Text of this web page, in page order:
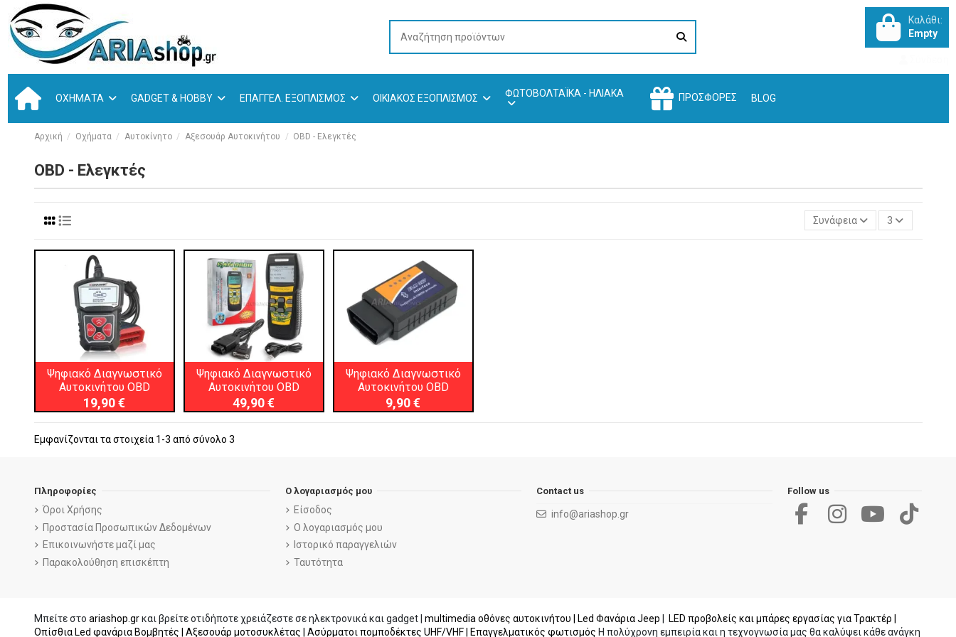
Καλάθι:
Empty
ΟΧΉΜΑΤΑ GADGET & HOBBY ΕΠΑΓΓΕΛ. ΕΞΟΠΛΙΣΜΌΣ ΟΙΚΙΑΚΌΣ ΕΞΟΠΛΙΣΜΌΣ ΦΩΤΟΒΟΛΤΑΪΚΆ - ΗΛΙΑΚΆ ΠΡΟΣΦΟΡΈΣ BLOG
Αρχική Οχήματα Αυτοκίνητο Αξεσουάρ Αυτοκινήτου OBD - Ελεγκτές
OBD - Ελεγκτές
Συνάφεια 3
Ψηφιακό Διαγνωστικό
Αυτοκινήτου OBD
19,90 €
Ψηφιακό Διαγνωστικό
Αυτοκινήτου OBD
49,90 €
Ψηφιακό Διαγνωστικό
Αυτοκινήτου OBD
9,90 €
Εμφανίζονται τα στοιχεία 1-3 από σύνολο 3
Πληροφορίες
Όροι Χρήσης
Προστασία Προσωπικών Δεδομένων
Επικοινωνήστε μαζί μας
Παρακολούθηση επισκέπτη
Ο λογαριασμός μου
Είσοδος
Ο λογαριασμός μου
Ιστορικό παραγγελιών
Ταυτότητα
Contact us
info@ariashop.gr
Follow us
Μπείτε στο ariashop.grκαι βρείτε οτιδήποτε χρειάζεστε σε ηλεκτρονικά και gadget | multimedia οθόνες αυτοκινήτου | Led Φανάρια Jeep
LED προβολείς και μπάρες εργασίας για Τρακτέρ |
Οπίσθια Led φανάρια Βομβητές | Αξεσουάρ μοτοσυκλέτας | Ασύρματοι πομποδέκτες UHF/VHF | Επαγγελματικός φωτισμός Η πολύχρονη εμπειρία και η τεχνογνωσία μας θα καλύψει κάθε ανάγκη